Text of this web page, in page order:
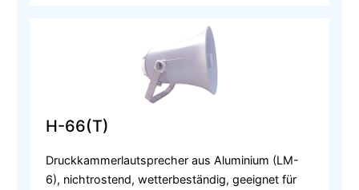
H-66(T)
Druckkammerlautsprecher aus Aluminium (LM-
6), nichtrostend, wetterbeständig, geeignet für